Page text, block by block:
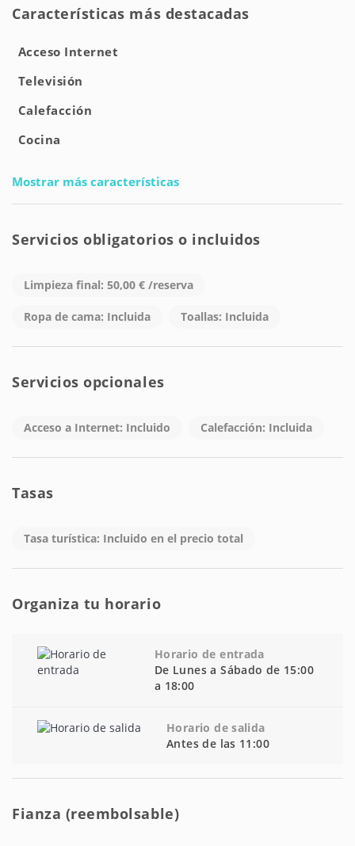
Características más destacadas
Acceso Internet
Televisión
Calefacción
Cocina
Mostrar más características
Servicios obligatorios o incluidos
Limpieza final: 50,00 € /reserva
Ropa de cama: Incluida Toallas: Incluida
Servicios opcionales
Acceso a Internet: Incluido Calefacción: Incluida
Tasas
Tasa turística: Incluido en el precio total
Organiza tu horario
Horario de entrada
De Lunes a Sábado de 15:00
a 18:00
Horario de salida
Antes de las 11:00
Fianza (reembolsable)